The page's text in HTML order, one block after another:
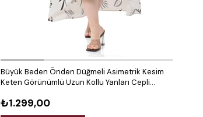
Büyük Beden Önden Düğmeli Asimetrik Kesim
Keten Görünümlü Uzun Kollu Yanları Cepli
₺1.299,00